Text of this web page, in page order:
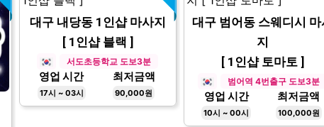
대구 내당동 1인샵 마사지
[ 1인샵 블랙 ]
서도초등학교 도보3분
영업 시간
17시 ~ 03시
최저금액
90,000원
대구 범어동 스웨디시 마
지
[ 1인샵 토마토 ]
범어역 4번출구 도보3분
영업 시간
10시 ~ 00시
최저금액
100,000원